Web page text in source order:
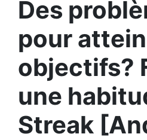
Des
pour
objectifs?
une
Streak